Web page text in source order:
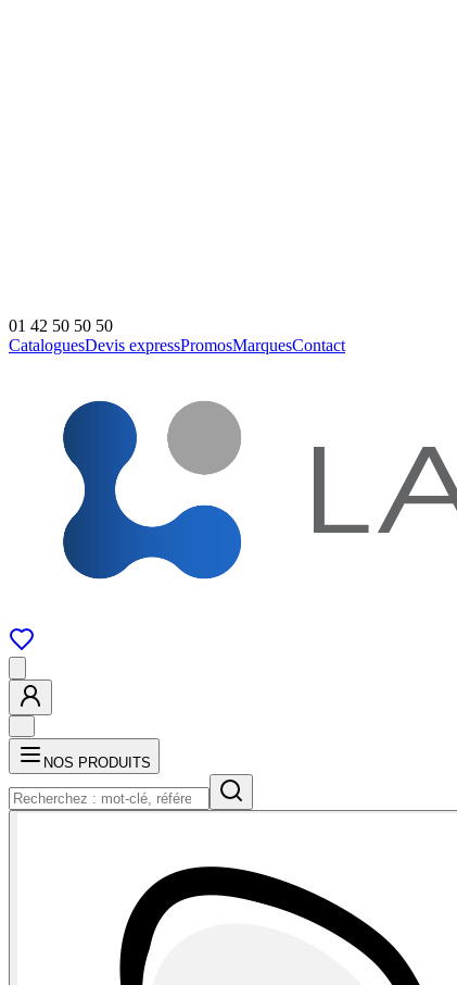
01 42 50 50 50
CataloguesDevis expressPromosMarquesContact
NOS PRODUITS